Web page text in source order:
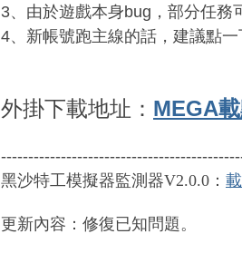
3、由於遊戲本身bug，部分任
4、新帳號跑主線的話，建議點
外掛下載地址 ： MEGA
黑沙特工模擬器監測器V2.0.0：
更新內容： 修復已知問題。